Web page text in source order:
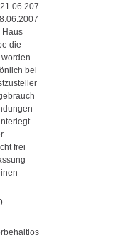
Haus
die
bei
frei